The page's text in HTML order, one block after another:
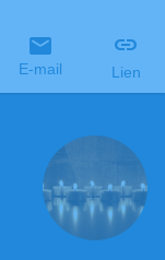
E-mail Lien